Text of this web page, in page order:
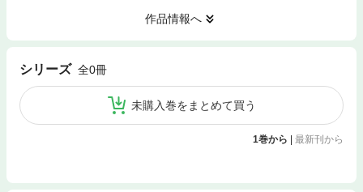
作品情報へ
シリーズ 全0冊
未購入巻をまとめて買う
1巻から | 最新刊から